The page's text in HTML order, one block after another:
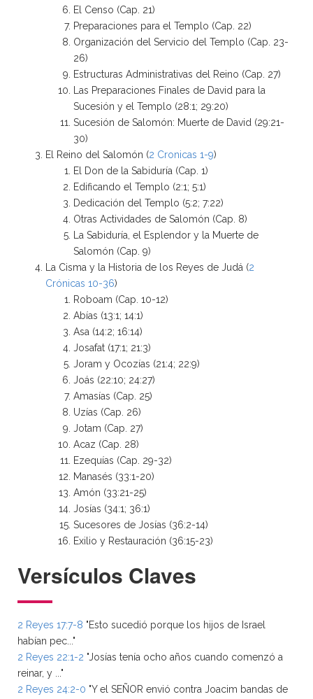
El Censo (Cap. 21)
Preparaciones para el Templo (Cap. 22)
Organización del Servicio del Templo (Cap. 23-
26)
Estructuras Administrativas del Reino (Cap. 27)
Las Preparaciones Finales de David para la
Sucesión y el Templo (28:1; 29:20)
Sucesión de Salomón: Muerte de David (29:21-
30)
El Reino del Salomón (2 Cronicas 1-9)
El Don de la Sabiduría (Cap. 1)
Edificando el Templo (2:1; 5:1)
Dedicación del Templo (5:2; 7:22)
Otras Actividades de Salomón (Cap. 8)
La Sabiduría, el Esplendor y la Muerte de
Salomón (Cap. 9)
La Cisma y la Historia de los Reyes de Judá (2
Crónicas 10-36)
Roboam (Cap. 10-12)
Abías (13:1; 14:1)
Asa (14:2; 16:14)
Josafat (17:1; 21:3)
Joram y Ocozías (21:4; 22:9)
Joás (22:10; 24:27)
Amasías (Cap. 25)
Uzías (Cap. 26)
Jotam (Cap. 27)
Acaz (Cap. 28)
Ezequías (Cap. 29-32)
Manasés (33:1-20)
Amón (33:21-25)
Josías (34:1; 36:1)
Sucesores de Josías (36:2-14)
Exilio y Restauración (36:15-23)
Versículos Claves
2 Reyes 17:7-8 "Esto sucedió porque los hijos de Israel
habían pec..."
2 Reyes 22:1-2 "Josías tenía ocho años cuando comenzó a
reinar, y ..."
2 Reyes 24:2-0 "Y el SEÑOR envió contra Joacim bandas de